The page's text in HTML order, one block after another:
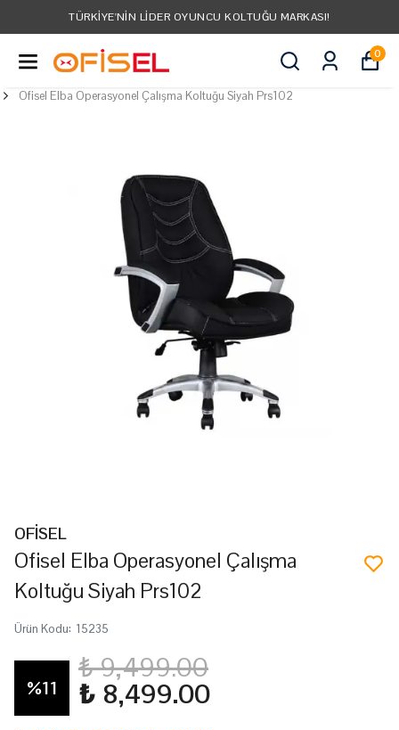
TÜRKIYE'NIN LIDER OYUNCU KOLTUĞU MARKASI!
0
Ofisel Elba Operasyonel Çalışma Koltuğu Siyah Prs102
OFİSEL
Ofisel Elba Operasyonel Çalışma
Koltuğu Siyah Prs102
Ürün Kodu: 15235
%11
₺ 9,499.00
₺ 8,499.00